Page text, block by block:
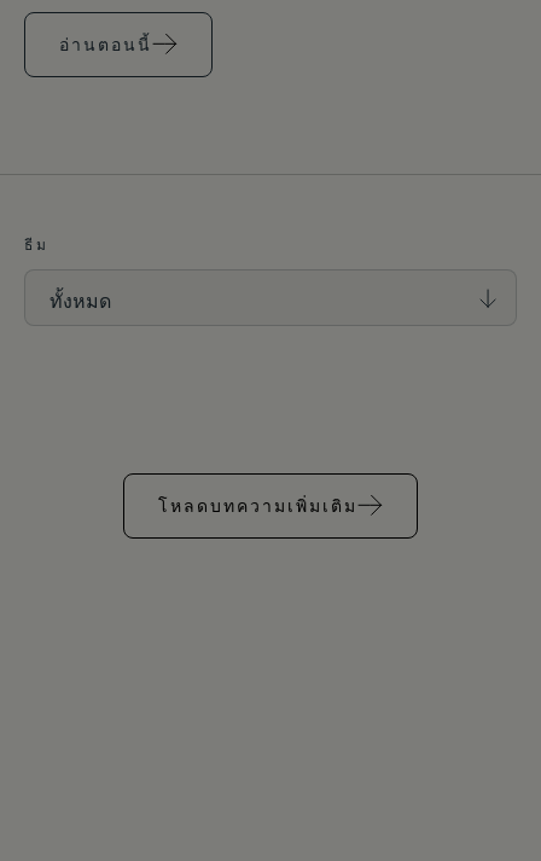
อ่านตอนนี้
ธีม
โหลดบทความเพิ่มเติม